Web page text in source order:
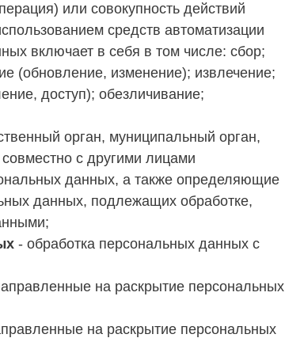
или совокупность действий
средств автоматизации
включает в себя в том числе: сбор;
(обновление, изменение); извлечение;
доступ); обезличивание;
орган, муниципальный орган,
с другими лицами
данных, а также определяющие
данных, подлежащих обработке,
- обработка персональных данных с
на раскрытие персональных
на раскрытие персональных